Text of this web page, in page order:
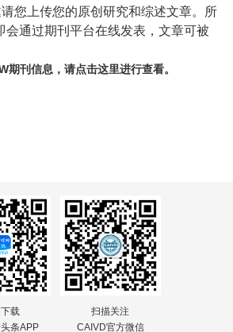
您上传您的原创研究和综述文章。所
会通过期刊平台在线发表，文章可被
期刊信息，请点击这里进行查看。
载
条APP
扫描关注
CAIVD官方微信